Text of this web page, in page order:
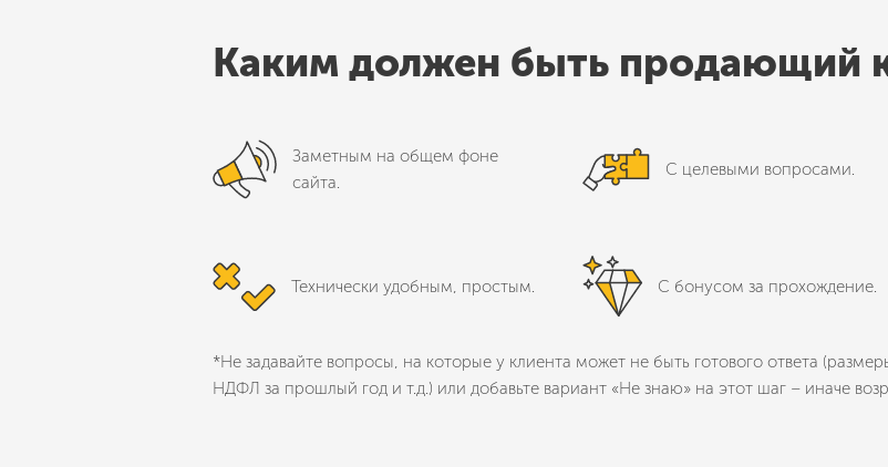
Каким должен быть продающий
Заметным на общем фоне
сайта.
С целевыми вопросами.
Технически удобным, простым. С бонусом за прохождение.
*Не задавайте вопросы, на которые у клиента может не быть готового ответа
НДФЛ за прошлый год и т.д.) или добавьте вариант «Не знаю» на этот шаг – иначе